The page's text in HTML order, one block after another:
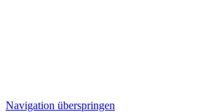
Navigation überspringen